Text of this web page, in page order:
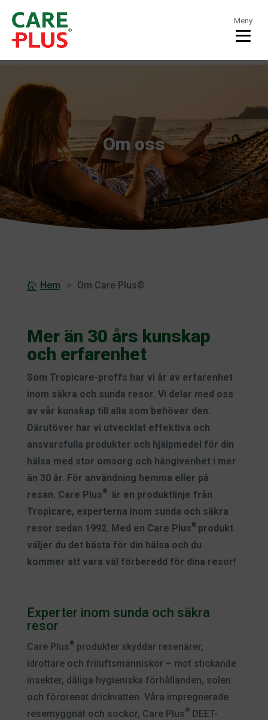
Meny
Om oss
Hem Om Care Plus®
Mer än 30 års kunskap
och erfarenhet
Som Tropicare-proffs har vi år av erfarenhet
inom säkra och sunda resor. Vi delar med oss
av vår kunskap till alla som behöver den.
Därutöver har vi utvecklat effektiva och
ansvarsfulla produkter och hjälpmedel för din
hälsa med stor omsorg och hängivenhet i mer
än 30 år. För användning hemma eller på
resan. Care Plus®
är en produktlinje från
Tropicare, experterna inom sunda och säkra
resor sedan 1992. Med en Care Plus® produkt
väljer du det bästa för din hälsa och du
kommer att vara väl förberedd för dina resor!
Experter inom sunda och säkra
resor
Care Plus®produkter skyddar resenärer,
idrottare och friluftsmänniskor – mot stickande
insekter, dåliga hygieniska förhållanden, solen
och förorenat drickvatten. Våra impregnerade
resemyggnät och sockor, Care Plus®DEET-